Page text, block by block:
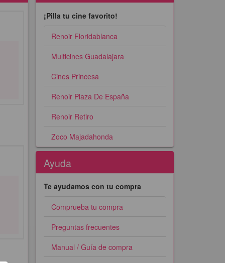
¡Pilla tu cine favorito!
Renoir Floridablanca
Multicines Guadalajara
Cines Princesa
Renoir Plaza De España
Renoir Retiro
Zoco Majadahonda
Ayuda
Te ayudamos con tu compra
Comprueba tu compra
Preguntas frecuentes
Manual / Guía de compra